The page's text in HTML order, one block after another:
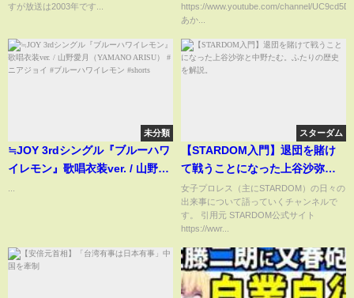
ん 竹内結子さんほか
すが放送は2003年です...
https://www.youtube.com/channel/
あか...
未分類
≒JOY 3rdシングル『ブルーハワ
イレモン』歌唱衣装ver. / 山野愛
スターダム
【STARDOM入門】退団を賭け
て戦うことになった上谷沙弥と
中野たむ。ふたりの歴史を解
説。
女子プロレス（主にSTARDOM）の日々の
出来事について語っていくチャンネルで
す。 引用元 STARDOM公式サイト
https://wwr...